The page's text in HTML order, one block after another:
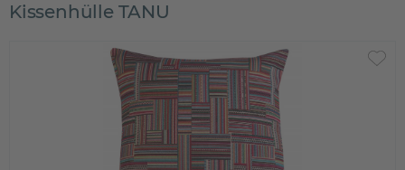
Kissenhülle TANU